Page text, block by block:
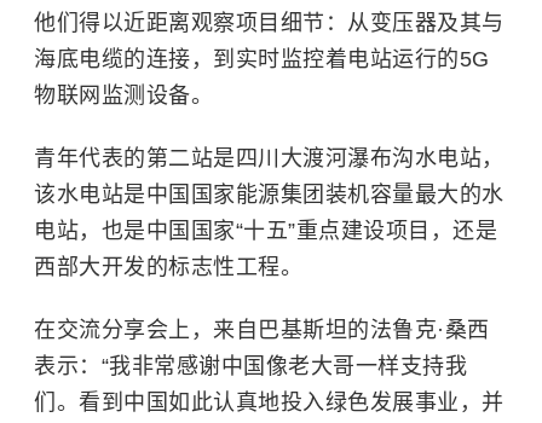
他们得以近距离观察项目细节：从变压器及其与
海底电缆的连接，到实时监控着电站运行的5G
物联网监测设备。
青年代表的第二站是四川大渡河瀑布沟水电站，
该水电站是中国国家能源集团装机容量最大的水
电站，也是中国国家“十五”重点建设项目，还是
西部大开发的标志性工程。
在交流分享会上，来自巴基斯坦的法鲁克·桑西
表示：“我非常感谢中国像老大哥一样支持我
们。看到中国如此认真地投入绿色发展事业，并